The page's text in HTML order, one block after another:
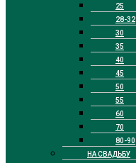
25
28-32
30
35
40
45
50
55
60
70
80-90
НА СВАДЬБУ